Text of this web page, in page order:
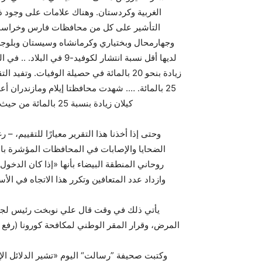
الغربية وكردستان. وهناك علامات على
التأشير على كل من محافظات فارس
وجهارمحال وبختياري وكرمانشاه وسيستان
لديها أقل نسبة
زيادة بنحو 20 بالمائة في حصيلة
كيلان زيادة بنسبة 25 بالمائة من حيث تغييرات في الوفيات والإصابات» (صحيفة همشهري، 26 أبريل).
وحتى إذا أخذنا هذا التقرير معيارًا
الضحايا والإصابات في المحافظات المؤشرة
روحاني المنطقة البيضاء بأنها «إذا كان
وازداد عدد المتعافين وتكرر هذا الاتجاه في
يأتي ذلك في وقت قال علي نوبخت رئيس
المرض، وقرار المقر الوطني لمكافحة كورونا (رفع
وكتبت صحيفة ”رسالت“ اليوم «تشير الدلائل